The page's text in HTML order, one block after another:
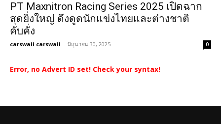
PT Maxnitron Racing Series 2025 เปิดฉาก
สุดยิ่งใหญ่ ดึงดูดนักแข่งไทยและต่างชาติ
คับคั่ง
carswaii carswaii - มิถุนายน 30, 2025 0
Error, no Advert ID set! Check your syntax!